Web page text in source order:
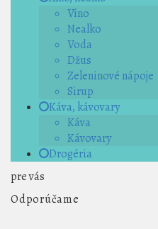
Víno
Nealko
Voda
Džus
Zeleninové nápoje
Sirup
Káva, kávovary
Káva
Kávovary
Drogéria
pre vás
Odporúčame